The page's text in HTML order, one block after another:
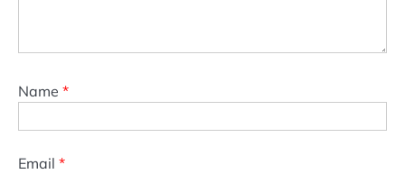
Name *
Email *